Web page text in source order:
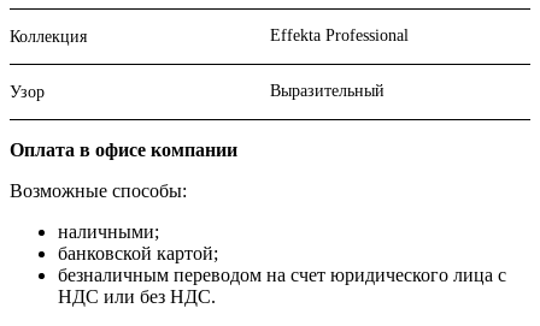
Коллекция Effekta Professional
Узор Выразительный
Оплата в офисе компании
Возможные способы:
наличными;
банковской картой;
безналичным переводом на счет юридического лица с
НДС или без НДС.